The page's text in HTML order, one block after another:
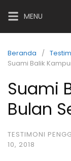
MENU
Beranda
Suami Balik
Suami
Bulan
TESTIMONI
10, 2018